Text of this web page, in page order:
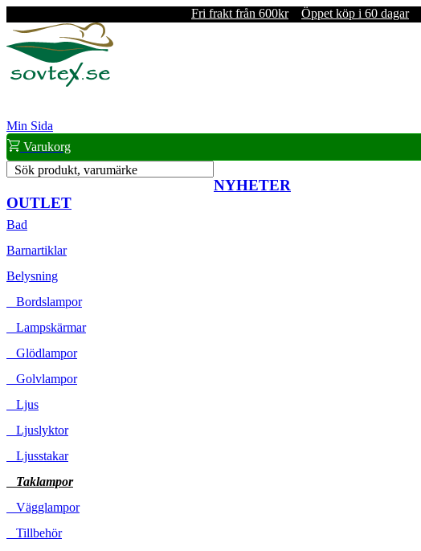
Fri frakt från 600kr Öppet köp i 60 dagar
Min Sida
Varukorg
Sök produkt, varumärke
NYHETER
OUTLET
Bad
Barnartiklar
Belysning
Bordslampor
Lampskärmar
Glödlampor
Golvlampor
Ljus
Ljuslyktor
Ljusstakar
Taklampor
Vägglampor
Tillbehör